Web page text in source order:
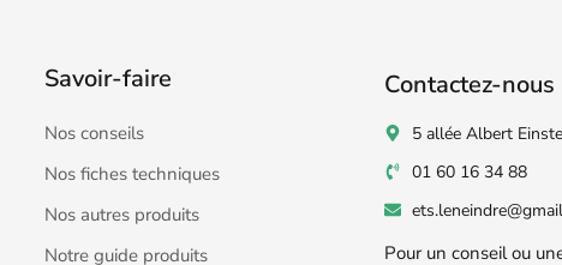
Savoir-faire
Nos conseils
Nos fiches techniques
Nos autres produits
Notre guide produits
Contactez-nous
5 allée Albert
01 60 16 34 88
Pour un conseil ou